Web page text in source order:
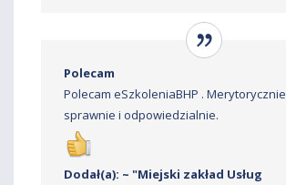
Polecam
Polecam eSzkoleniaBHP . Merytorycznie ,
sprawnie i odpowiedzialnie.
Dodał(a): ~ "Miejski zakład Usług